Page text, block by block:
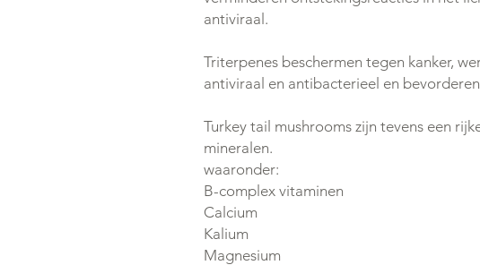
antiviraal.
Triterpenes beschermen tegen kanker,
antiviraal en antibacterieel en
Turkey tail mushrooms zijn tevens een
mineralen.
waaronder:
B-complex vitaminen
Calcium
Kalium
Magnesium